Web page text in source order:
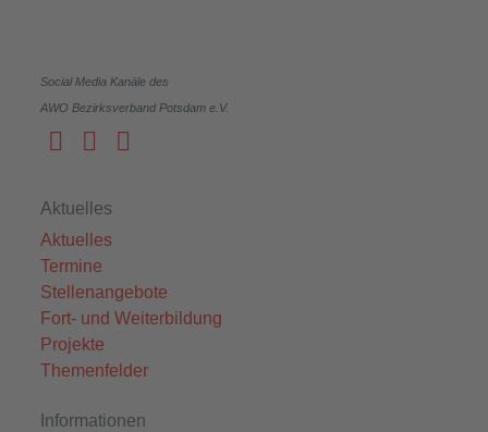
Social Media Kanäle des
AWO Bezirksverband Potsdam e.V.
Aktuelles
Aktuelles
Termine
Stellenangebote
Fort- und Weiterbildung
Projekte
Themenfelder
Informationen